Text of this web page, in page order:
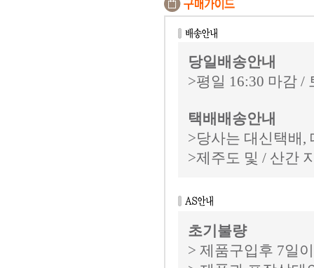
당일배송안내
>평일 16:30 마감 /
택배배송안내
>당사는 대신택배,
>제주도 및 / 산간
초기불량
> 제품구입후 7일